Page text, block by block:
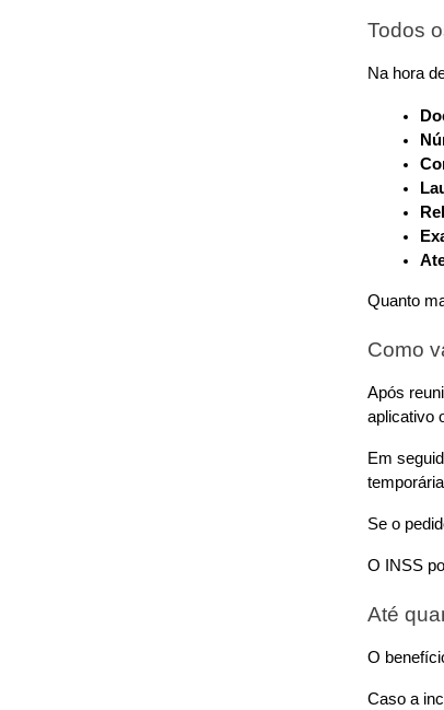
Todos
Na hora
Quanto
Como
Após
aplicativo
Em
Se o
O INSS
Até
O
Caso a